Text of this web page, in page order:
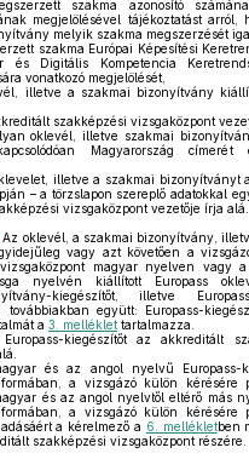
szakma azonosító
megjelölésével tájékoztatást
melyik szakma megszerzését
szakma Európai Képesítési
és Digitális Kompetencia
vonatkozó megjelölését,
illetve a szakmai bizonyítvány
szakképzési vizsgaközpont
oklevél, illetve szakmai
Magyarország
illetve a szakmai bizonyítványt
– a törzslapon szereplő adatokkal
vizsgaközpont vezetője írja alá.
Az oklevél, a szakmai bizonyítvány,
vagy azt követően a
vizsgaközpont magyar nyelven vagy
nyelvén kiállított Europass
kiegészítőt, illetve
továbbiakban együtt: Europass-
a 3. melléklet tartalmazza.
kiegészítőt az akkreditált
és az angol nyelvű Europass-
a vizsgázó külön kérésére
és az angol nyelvtől eltérő más
a vizsgázó külön kérésére
a kérelmező a 6. mellékletben
szakképzési vizsgaközpont részére.